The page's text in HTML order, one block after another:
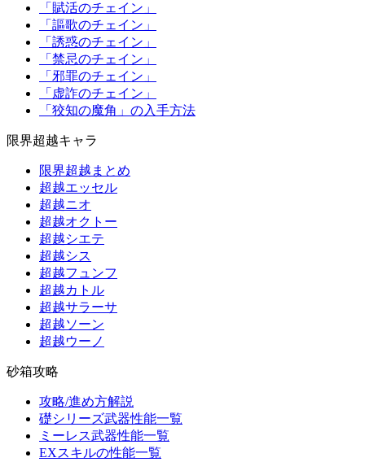
「賦活のチェイン」
「謳歌のチェイン」
「誘惑のチェイン」
「禁忌のチェイン」
「邪罪のチェイン」
「虚詐のチェイン」
「狡知の魔角」の入手方法
限界超越キャラ
限界超越まとめ
超越エッセル
超越ニオ
超越オクトー
超越シエテ
超越シス
超越フュンフ
超越カトル
超越サラーサ
超越ソーン
超越ウーノ
砂箱攻略
攻略/進め方解説
礎シリーズ武器性能一覧
ミーレス武器性能一覧
EXスキルの性能一覧